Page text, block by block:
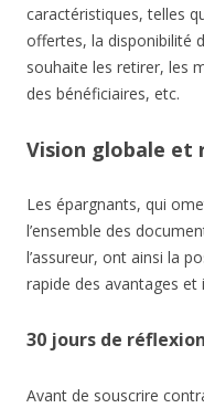
caractéristiques, telles
offertes, la disponibilité
souhaite les retirer, les
des bénéficiaires, etc.
Vision globale et
Les épargnants, qui
l’ensemble des
l’assureur, ont ainsi la
rapide des avantages
30 jours de réflexion
Avant de souscrire